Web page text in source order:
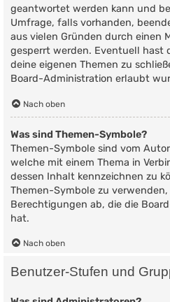
geantwortet werden kann und
Umfrage, falls vorhanden,
aus vielen Gründen durch einen
gesperrt werden. Eventuell hast
deine eigenen Themen zu
Board-Administration erlaubt
Nach oben
Was sind Themen-Symbole?
Themen-Symbole sind vom
welche mit einem Thema in
dessen Inhalt kennzeichnen zu
Themen-Symbole zu
Berechtigungen ab, die die
hat.
Nach oben
Benutzer-Stufen und